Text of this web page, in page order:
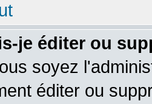
je éditer ou
soyez
éditer ou